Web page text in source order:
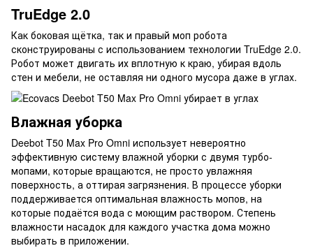
TruEdge 2.0
Как боковая щётка, так и правый моп робота
сконструированы с использованием технологии TruEdge 2.0.
Робот может двигать их вплотную к краю, убирая вдоль
стен и мебели, не оставляя ни одного мусора даже в углах.
Влажная уборка
Deebot T50 Max Pro Omni использует невероятно
эффективную систему влажной уборки с двумя турбо-
мопами, которые вращаются, не просто увлажняя
поверхность, а оттирая загрязнения. В процессе уборки
поддерживается оптимальная влажность мопов, на
которые подаётся вода с моющим раствором. Степень
влажности насадок для каждого участка дома можно
выбирать в приложении.